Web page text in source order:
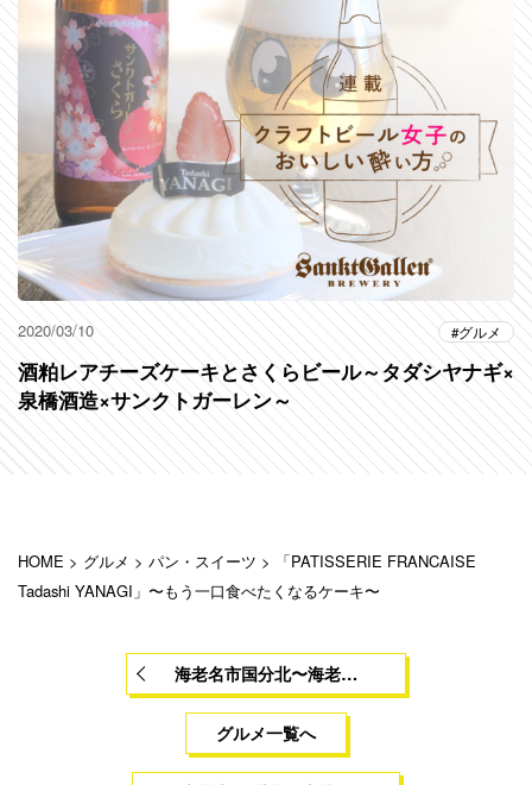
2020/03/10 グルメ
酒粕レアチーズケーキとさくらビール～タダシヤナギ×
泉橋酒造×サンクトガーレン～
HOME > グルメ > パン・スイーツ >
「PATISSERIE FRANCAISE
Tadashi YANAGI」〜もう一口食べたくなるケーキ〜
海老名市国分北〜海老…
グルメ一覧へ